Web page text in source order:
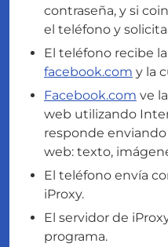
contraseña, y si
el teléfono y
El teléfono recibe
facebook.com y la
Facebook.com ve
web utilizando
responde
web: texto,
El teléfono envía
iProxy.
El servidor de
programa.